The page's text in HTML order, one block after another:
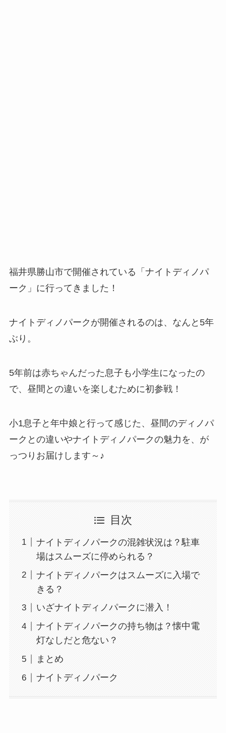
福井県勝山市で開催されている「ナイトディノパ
ーク」に行ってきました！
ナイトディノパークが開催されるのは、なんと5年
ぶり。
5年前は赤ちゃんだった息子も小学生になったの
で、昼間との違いを楽しむために初参戦！
小1息子と年中娘と行って感じた、昼間のディノパ
ークとの違いやナイトディノパークの魅力を、が
っつりお届けします～♪
目次
ナイトディノパークの混雑状況は？駐車
場はスムーズに停められる？
ナイトディノパークはスムーズに入場で
きる？
いざナイトディノパークに潜入！
ナイトディノパークの持ち物は？懐中電
灯なしだと危ない？
まとめ
ナイトディノパーク